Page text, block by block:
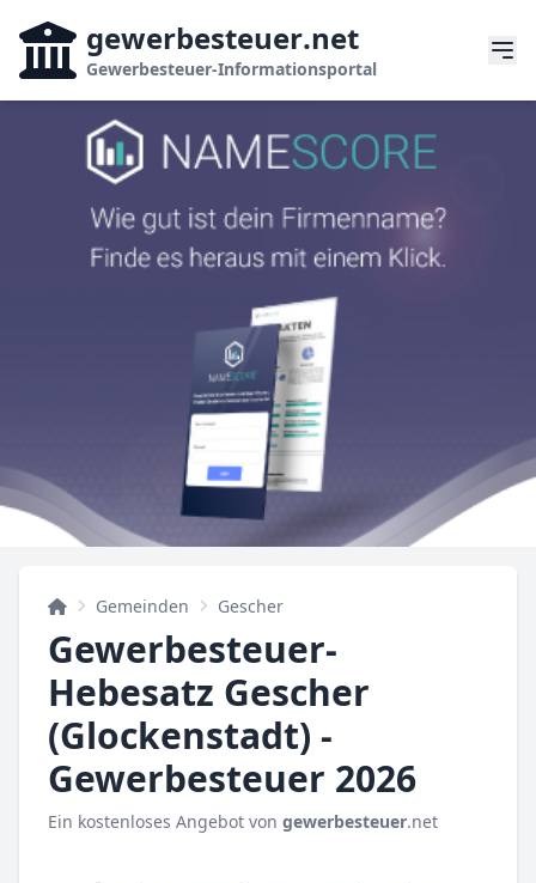
gewerbesteuer.net
Gewerbesteuer-Informationsportal
Gemeinden Gescher
Gewerbesteuer-
Hebesatz Gescher
(Glockenstadt) -
Gewerbesteuer 2026
Ein kostenloses Angebot von gewerbesteuer.net